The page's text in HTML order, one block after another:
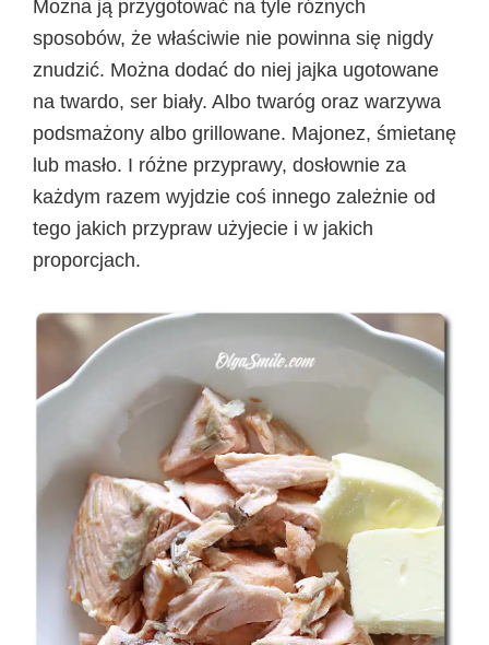
Można ją przygotować na tyle różnych
sposobów, że właściwie nie powinna się nigdy
znudzić. Można dodać do niej jajka ugotowane
na twardo, ser biały. Albo twaróg oraz warzywa
podsmażony albo grillowane. Majonez, śmietanę
lub masło. I różne przyprawy, dosłownie za
każdym razem wyjdzie coś innego zależnie od
tego jakich przypraw użyjecie i w jakich
proporcjach.